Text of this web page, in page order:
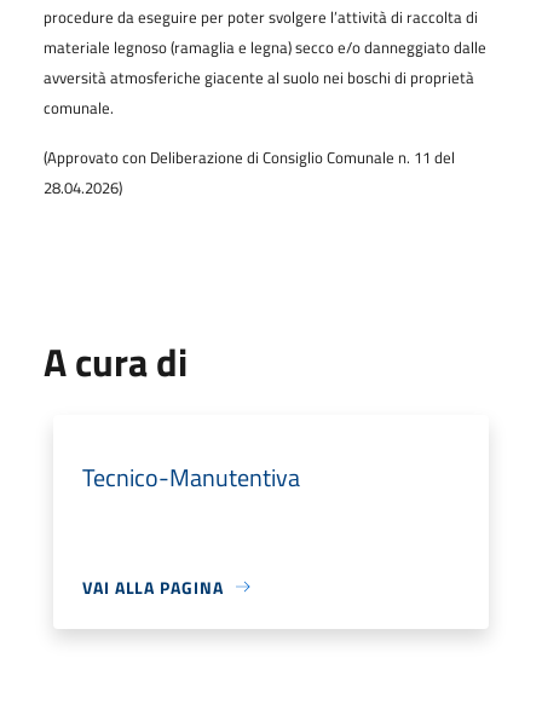
procedure da eseguire per poter svolgere l’attività di raccolta di
materiale legnoso (ramaglia e legna) secco e/o danneggiato dalle
avversità atmosferiche giacente al suolo nei boschi di proprietà
comunale.
(Approvato con Deliberazione di Consiglio Comunale n. 11 del
28.04.2026)
A cura di
Tecnico-Manutentiva
VAI ALLA PAGINA